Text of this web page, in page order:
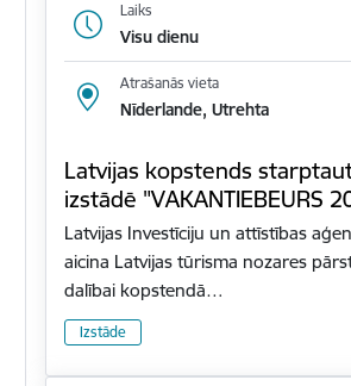
Laiks
Visu dienu
Atrašanās vieta
Nīderlande, Utrehta
Latvijas kopstends
izstādē "VAKANTIEBEURS
Latvijas Investīciju un attīstības
aicina Latvijas tūrisma nozares
dalībai kopstendā…
Izstāde